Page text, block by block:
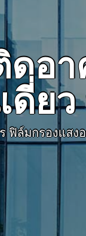
อา
ดี่ย
ล์มกรองแสง